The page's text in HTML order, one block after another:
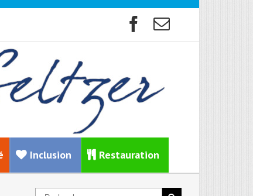
Inclusion Restauration